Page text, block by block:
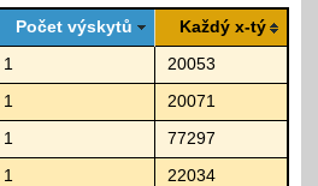
Počet výskytů Každý x-tý
1 20053
1 20071
1 77297
1 22034